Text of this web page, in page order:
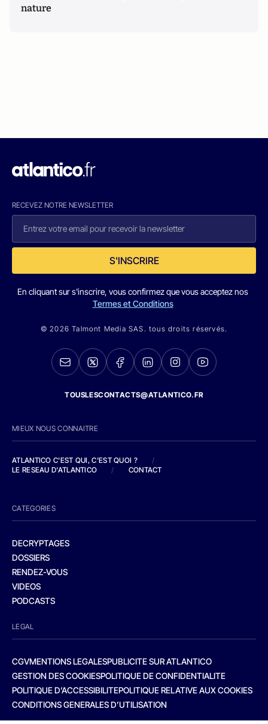
nature
RECEVEZ NOTRE NEWSLETTER
S'INSCRIRE
En cliquant sur s'inscrire, vous confirmez que vous acceptez nos
Termes et Conditions
© 2026 Talmont Media SAS. tous droits réservés.
TOUSLESCONTACTS@ATLANTICO.FR
MIEUX NOUS CONNAITRE
ATLANTICO C'EST QUI, C'EST QUOI ?
/
LE RESEAU D'ATLANTICO
/ CONTACT
CATEGORIES
DECRYPTAGES
DOSSIERS
RENDEZ-VOUS
VIDEOS
PODCASTS
LEGAL
CGVMENTIONS LEGALESPUBLICITE SUR ATLANTICO
GESTION DES COOKIESPOLITIQUE DE CONFIDENTIALITE
POLITIQUE D’ACCESSIBILITEPOLITIQUE RELATIVE AUX COOKIES
CONDITIONS GENERALES D’UTILISATION